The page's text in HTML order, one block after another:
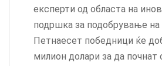
експерти од областа на
подршка за подобрување на
Петнаесет победници ќе
милион долари за да почнат